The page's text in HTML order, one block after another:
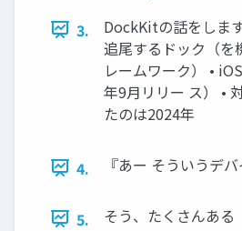
3.
DockKitの話をしま
追尾するドック（を
レームワーク） •
年9月リリー ス） •
たのは2024年
4. 『あー そういうデ
5. そう、たくさんある